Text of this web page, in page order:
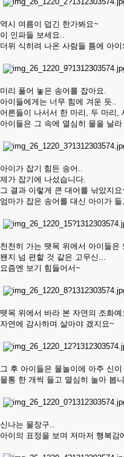
역시 여름이 덥긴 한가봐요~
이 인파들 보세요..
더위 식히려 나온 사람들 틈에 아
미리 풀어 놓은 송어를 잡아요.
아이들에게는 너무 힘에 겨운 듯..
어른들이 나서서 한 마리, 두 마리,
아이들은 그 속에 열심히 물을 날
아이가 잡기 힘든 송어..
제가 잡기에 나섰습니다.
그 결과 이렇게 큰 대어를 낚았지요
엄마가 잡은 송어를 대신 아이가
천천히 가는 뗏목 위에서 아이들은
왠지 넘 편할 것 같은 고무신...
요즘엔 보기 힘들어서~
뗏목 위에서 바라 본 자연의 조화예
자연에 감사하며 살아야 겠지요~
그 후 아이들은 물놀이에 아주 신
물통 한 개씩 들고 열심히 놀아 봅
신나는 물장구..
아이의 표정을 보며 저마저 행복감